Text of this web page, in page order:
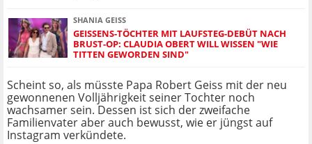
SHANIA GEISS
GEISSENS-TÖCHTER MIT LAUFSTEG-DEBÜT NACH
BRUST-OP: CLAUDIA OBERT WILL WISSEN "WIE
TITTEN GEWORDEN SIND"
Scheint so, als müsste Papa Robert Geiss mit der neu
gewonnenen Volljährigkeit seiner Tochter noch
wachsamer sein. Dessen ist sich der zweifache
Familienvater aber auch bewusst, wie er jüngst auf
Instagram verkündete.